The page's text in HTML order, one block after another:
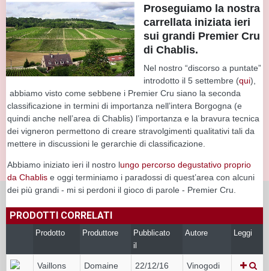
Proseguiamo la nostra
carrellata iniziata ieri
sui grandi Premier Cru
di Chablis.
Nel nostro “discorso a puntate”
introdotto il 5 settembre (qui),
abbiamo visto come sebbene i Premier Cru siano la seconda
classificazione in termini di importanza nell’intera Borgogna (e
quindi anche nell’area di Chablis) l’importanza e la bravura tecnica
dei vigneron permettono di creare stravolgimenti qualitativi tali da
mettere in discussioni le gerarchie di classificazione.
Abbiamo iniziato ieri il nostro lungo percorso degustativo proprio
da Chablis e oggi terminiamo i paradossi di quest’area con alcuni
dei più grandi - mi si perdoni il gioco di parole - Premier Cru.
PRODOTTI CORRELATI
Prodotto Produttore
Pubblicato
il
Autore Leggi
Vaillons
Domaine
22/12/16 Vinogodi